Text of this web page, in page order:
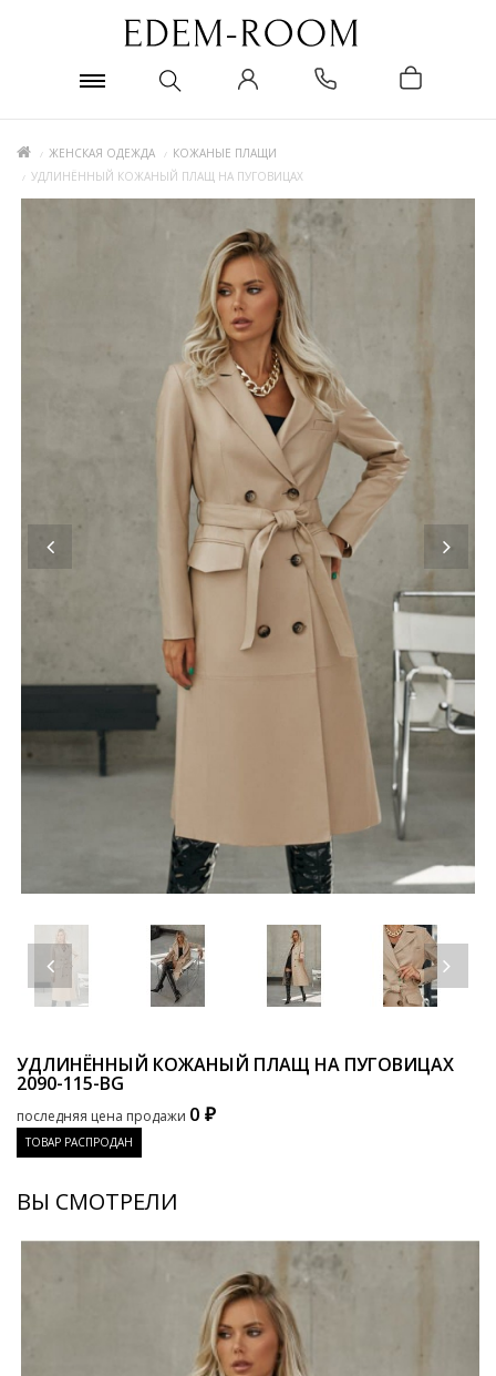
ЖЕНСКАЯ ОДЕЖДА
КОЖАНЫЕ ПЛАЩИ
УДЛИНЁННЫЙ КОЖАНЫЙ ПЛАЩ НА ПУГОВИЦАХ
УДЛИНЁННЫЙ КОЖАНЫЙ ПЛАЩ НА ПУГОВИЦАХ
2090-115-BG
последняя цена продажи 0 ₽
ТОВАР РАСПРОДАН
ВЫ СМОТРЕЛИ